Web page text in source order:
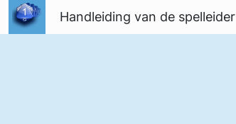
Spring naar inhoud
Handleiding van de spelleider